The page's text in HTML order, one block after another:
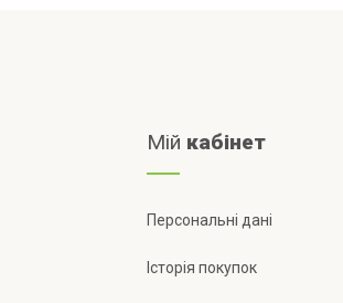
Мій кабінет
Персональні дані
Історія покупок